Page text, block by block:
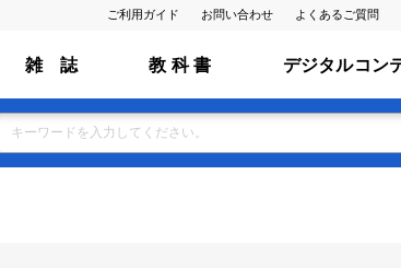
ご利用ガイド お問い合わせ よくあるご質問
雑 誌 教 科 書 デジタルコン